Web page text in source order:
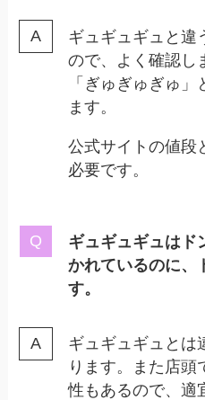
ギュギュギュと違
ので、よく確認し
「ぎゅぎゅぎゅ
ます。
公式サイトの値段
必要です。
ギュギュギュはド
かれているのに、
す。
ギュギュギュとは
ります。また店頭
性もあるので、適